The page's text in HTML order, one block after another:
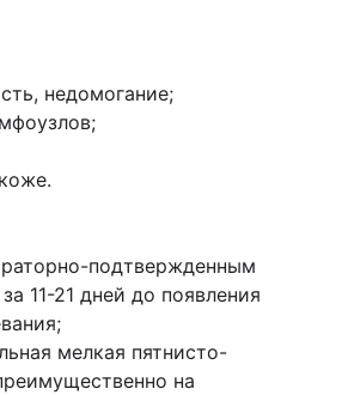
недомогание;
подтвержденным
11-21 дней до появления
мелкая пятнисто-
на